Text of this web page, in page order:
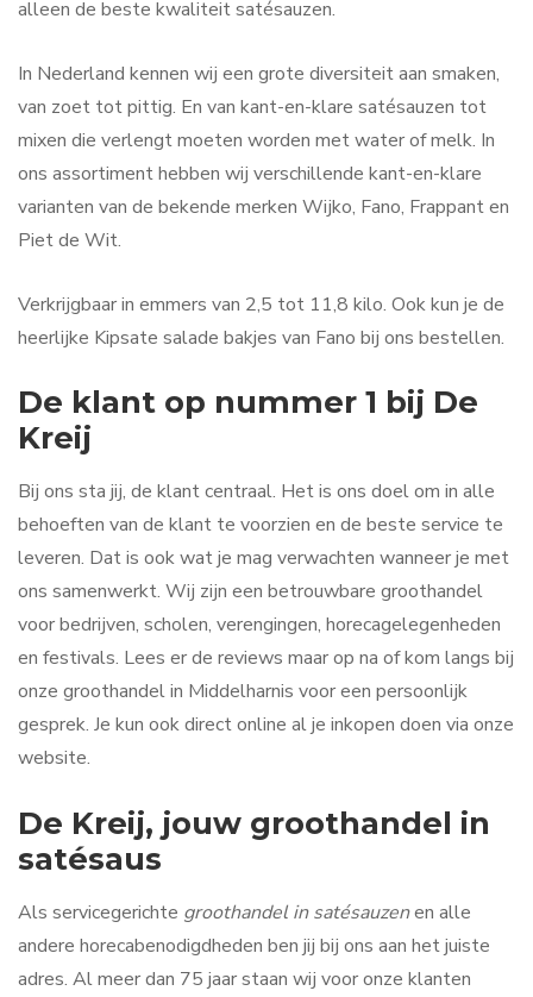
alleen de beste kwaliteit satésauzen.
In Nederland kennen wij een grote diversiteit aan smaken,
van zoet tot pittig. En van kant-en-klare satésauzen tot
mixen die verlengt moeten worden met water of melk. In
ons assortiment hebben wij verschillende kant-en-klare
varianten van de bekende merken Wijko, Fano, Frappant en
Piet de Wit.
Verkrijgbaar in emmers van 2,5 tot 11,8 kilo. Ook kun je de
heerlijke Kipsate salade bakjes van Fano bij ons bestellen.
De klant op nummer 1 bij De
Kreij
Bij ons sta jij, de klant centraal. Het is ons doel om in alle
behoeften van de klant te voorzien en de beste service te
leveren. Dat is ook wat je mag verwachten wanneer je met
ons samenwerkt. Wij zijn een betrouwbare groothandel
voor bedrijven, scholen, verengingen, horecagelegenheden
en festivals. Lees er de reviews maar op na of kom langs bij
onze groothandel in Middelharnis voor een persoonlijk
gesprek. Je kun ook direct online al je inkopen doen via onze
website.
De Kreij, jouw groothandel in
satésaus
Als servicegerichte groothandel in satésauzenen alle
andere horecabenodigdheden ben jij bij ons aan het juiste
adres. Al meer dan 75 jaar staan wij voor onze klanten